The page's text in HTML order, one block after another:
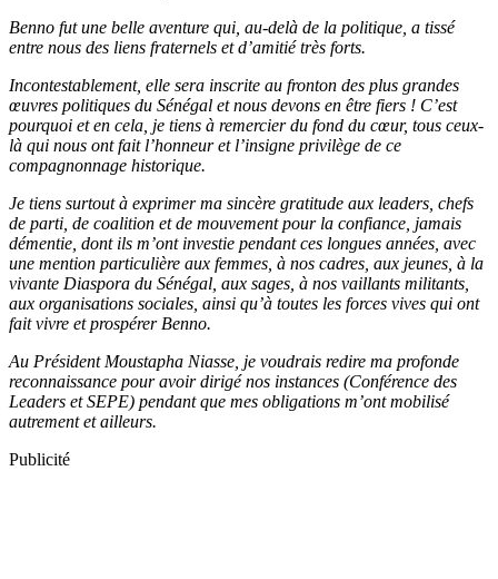
Benno fut une belle aventure qui, au-delà de la politique, a tissé
entre nous des liens fraternels et d’amitié très forts.
Incontestablement, elle sera inscrite au fronton des plus grandes
œuvres politiques du Sénégal et nous devons en être fiers ! C’est
pourquoi et en cela, je tiens à remercier du fond du cœur, tous ceux-
là qui nous ont fait l’honneur et l’insigne privilège de ce
compagnonnage historique.
Je tiens surtout à exprimer ma sincère gratitude aux leaders, chefs
de parti, de coalition et de mouvement pour la confiance, jamais
démentie, dont ils m’ont investie pendant ces longues années, avec
une mention particulière aux femmes, à nos cadres, aux jeunes, à la
vivante Diaspora du Sénégal, aux sages, à nos vaillants militants,
aux organisations sociales, ainsi qu’à toutes les forces vives qui ont
fait vivre et prospérer Benno.
Au Président Moustapha Niasse, je voudrais redire ma profonde
reconnaissance pour avoir dirigé nos instances (Conférence des
Leaders et SEPE) pendant que mes obligations m’ont mobilisé
autrement et ailleurs.
Publicité